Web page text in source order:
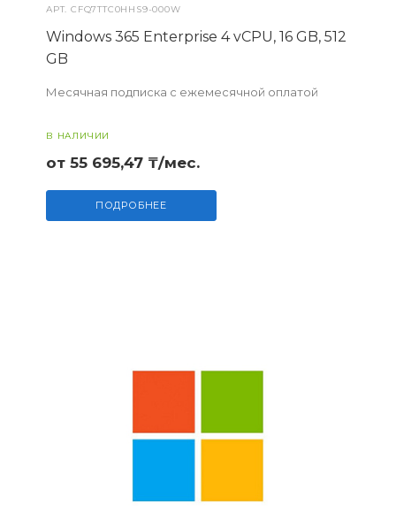
АРТ.CFQ7TTC0HHS9-000W
Windows 365 Enterprise 4 vCPU, 16 GB, 512
GB
Месячная подписка с ежемесячной оплатой
В НАЛИЧИИ
от 55 695,47 ₸/мес.
ПОДРОБНЕЕ